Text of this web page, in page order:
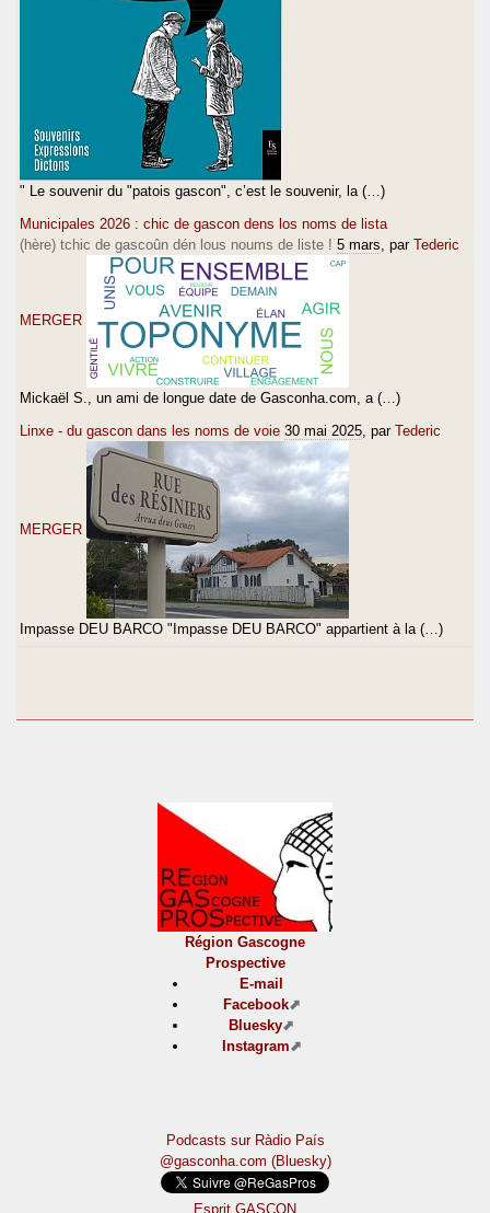
" Le souvenir du "patois gascon", c’est le souvenir, la (…)
Municipales 2026 : chic de gascon dens los noms de lista
(hère) tchic de gascoûn dén lous noums de liste ! 5 mars , par Tederic
MERGER
Mickaël S., un ami de longue date de Gasconha.com, a (…)
Linxe - du gascon dans les noms de voie 30 mai 2025 , par Tederic
MERGER
Impasse DEU BARCO "Impasse DEU BARCO" appartient à la (…)
Région Gascogne
Prospective
E-mail
Facebook
Bluesky
Instagram
Podcasts sur Ràdio País
@gasconha.com (Bluesky)
Esprit GASCON